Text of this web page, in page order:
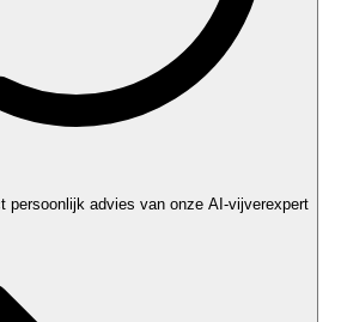
persoonlijk advies van onze AI-vijverexpert